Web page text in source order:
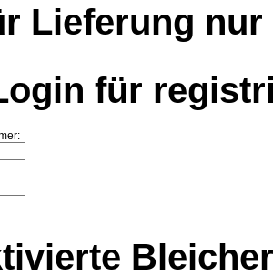
Lieferung
für